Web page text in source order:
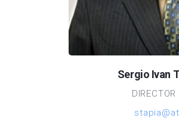
Sergio Ivan